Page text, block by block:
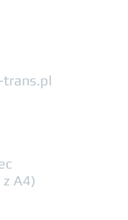
trans.pl
A4)